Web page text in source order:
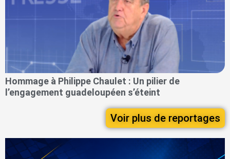
Hommage à Philippe Chaulet : Un pilier de
l’engagement guadeloupéen s’éteint
Voir plus de reportages